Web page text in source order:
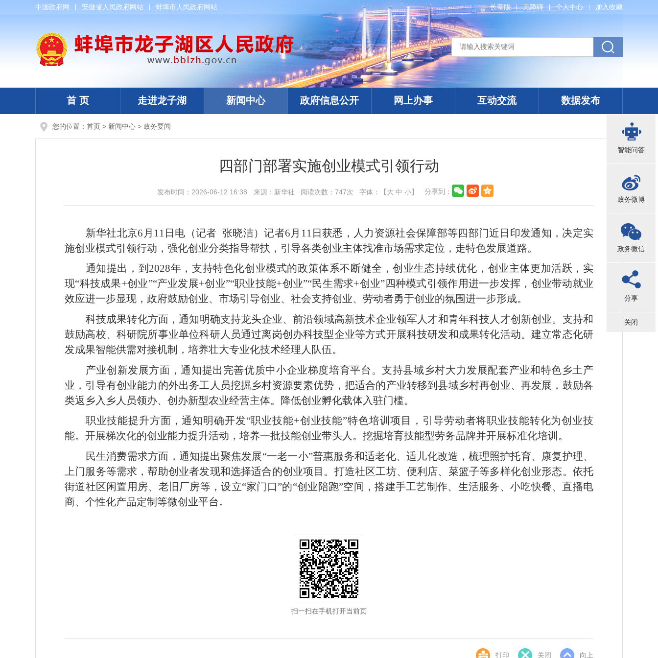
中国政府网 安徽省人民政府网站 蚌埠市人民政府网站 长辈版 无障碍 个人中心 加入收藏
首 页 走进龙子湖 新闻中心 政府信息公开 网上办事 互动交流 数据发布
您的位置： 首页 > 新闻中心 > 政务要闻
四部门部署实施创业模式引领行动
发布时间： 2026-06-12 16:38 来源： 新华社 阅读次数： 747次 字体：【大 中 小】 分享到：
新华社北京6月11日电（记者 张晓洁）记者6月11日获悉，人力资源社会保障部等四部门近日印发通知，决定实
施创业模式引领行动，强化创业分类指导帮扶，引导各类创业主体找准市场需求定位，走特色发展道路。
通知提出，到2028年，支持特色化创业模式的政策体系不断健全，创业生态持续优化，创业主体更加活跃，实
现“科技成果+创业”“产业发展+创业”“职业技能+创业”“民生需求+创业”四种模式引领作用进一步发挥，创业带动就业
效应进一步显现，政府鼓励创业、市场引导创业、社会支持创业、劳动者勇于创业的氛围进一步形成。
科技成果转化方面，通知明确支持龙头企业、前沿领域高新技术企业领军人才和青年科技人才创新创业。支持和
鼓励高校、科研院所事业单位科研人员通过离岗创办科技型企业等方式开展科技研发和成果转化活动。建立常态化研
发成果智能供需对接机制，培养壮大专业化技术经理人队伍。
产业创新发展方面，通知提出完善优质中小企业梯度培育平台。支持县域乡村大力发展配套产业和特色乡土产
业，引导有创业能力的外出务工人员挖掘乡村资源要素优势，把适合的产业转移到县域乡村再创业、再发展，鼓励各
类返乡入乡人员领办、创办新型农业经营主体。降低创业孵化载体入驻门槛。
职业技能提升方面，通知明确开发“职业技能+创业技能”特色培训项目，引导劳动者将职业技能转化为创业技
能。开展梯次化的创业能力提升活动，培养一批技能创业带头人。挖掘培育技能型劳务品牌并开展标准化培训。
民生消费需求方面，通知提出聚焦发展“一老一小”普惠服务和适老化、适儿化改造，梳理照护托育、康复护理、
上门服务等需求，帮助创业者发现和选择适合的创业项目。打造社区工坊、便利店、菜篮子等多样化创业形态。依托
街道社区闲置用房、老旧厂房等，设立“家门口”的“创业陪跑”空间，搭建手工艺制作、生活服务、小吃快餐、直播电
商、个性化产品定制等微创业平台。
扫一扫在手机打开当前页
打印 关闭 向上
智能问答
政务微博
政务微信
分享
关闭